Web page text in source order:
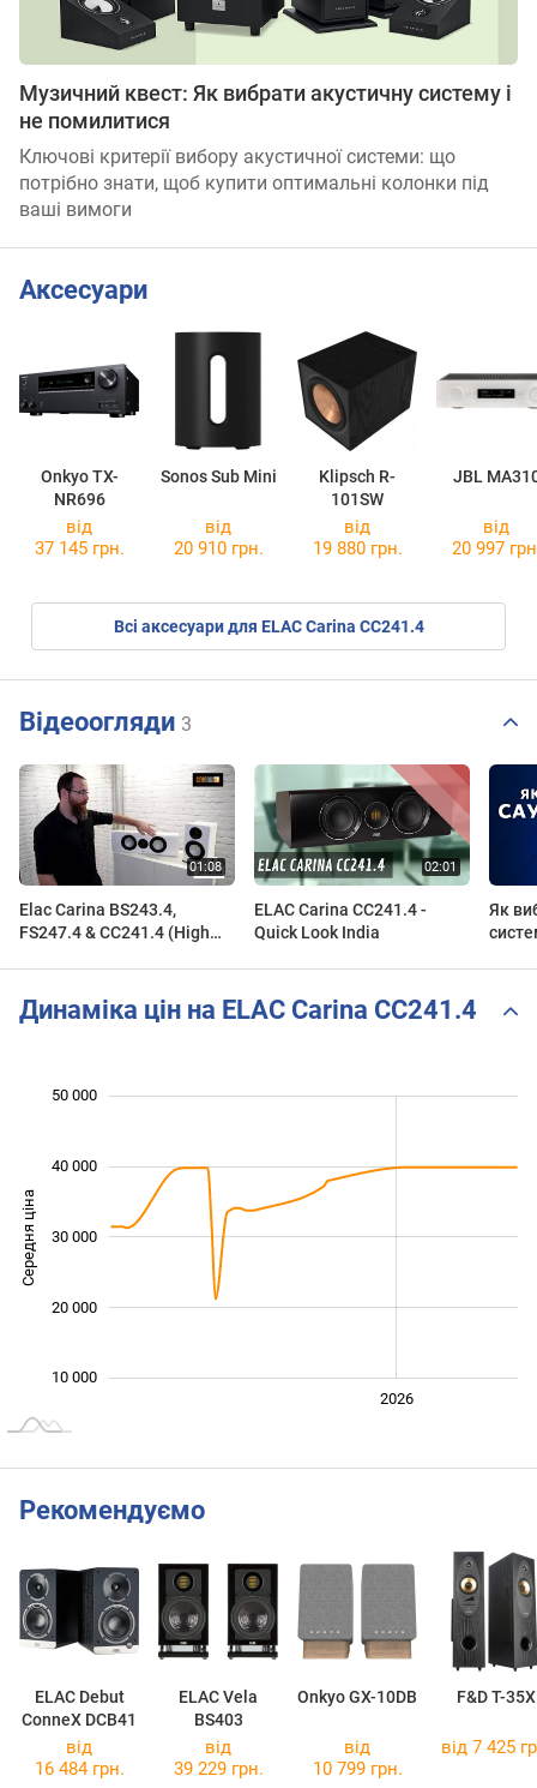
Музичний квест: Як вибрати акустичну систему і
не помилитися
Ключові критерії вибору акустичної системи: що
потрібно знати, щоб купити оптимальні колонки під
ваші вимоги
Аксесуари
Onkyo TX-
NR696
Sonos Sub Mini
Klipsch R-
101SW
JBL
від
37 145 грн.
від
20 910 грн.
від
19 880 грн.
від
20 997
Всі аксесуари для ELAC Carina CC241.4
Відеоогляди 3
Elac Carina BS243.4,
FS247.4 & CC241.4 (High
ELAC Carina CC241.4 -
Quick Look India
Як
Динаміка цін на ELAC Carina CC241.4
Середня ціна 10 000
10 000
20 000
30 000
40 000
50 000
2026
Рекомендуємо
ELAC Debut
ConneX DCB41
ELAC Vela
BS403
Onkyo GX-10DB F&D T-35X
від
16 484 грн.
від
39 229 грн.
від
10 799 грн.
від 7 425